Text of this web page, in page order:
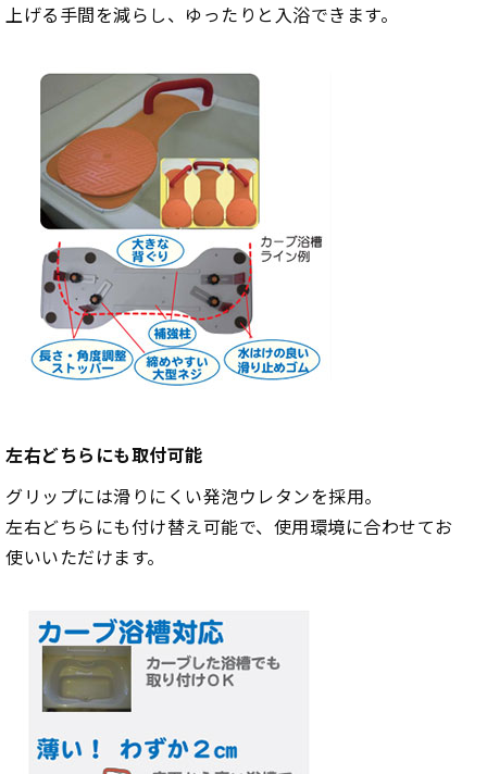
上げる手間を減らし、ゆったりと入浴できます。
左右どちらにも取付可能
グリップには滑りにくい発泡ウレタンを採用。
左右どちらにも付け替え可能で、使用環境に合わせてお
使いいただけます。